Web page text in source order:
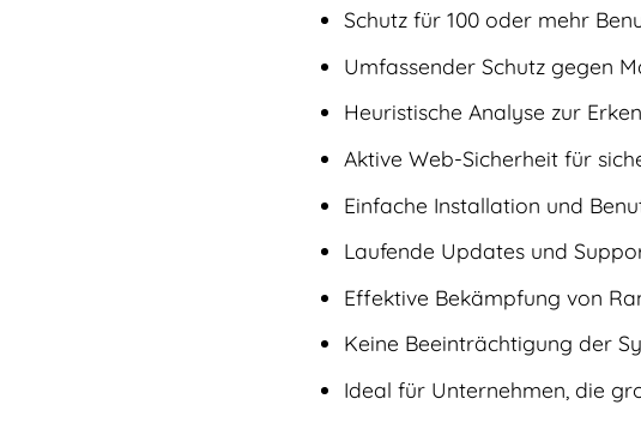
Schutz für 100 oder mehr
Umfassender Schutz gegen
Heuristische Analyse zur
Aktive Web-Sicherheit für
Einfache Installation und
Laufende Updates und
Effektive Bekämpfung von
Keine Beeinträchtigung der
Ideal für Unternehmen, die